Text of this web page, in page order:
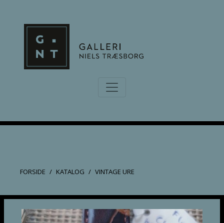
FORSIDE KATALOG VINTAGE URE